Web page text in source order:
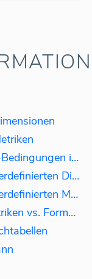
Berechnungen und WENN-DANN-Bedingungen in Regeln
Verwendung von Regeln in benutzerdefinierten Dimensionen: Daten nach Sprache aggregieren
Verwendung von Regeln in benutzerdefinierten Metriken: Berechnung der Steuer
Eingabe: Metriktypen: Standardmetriken vs. Formeln